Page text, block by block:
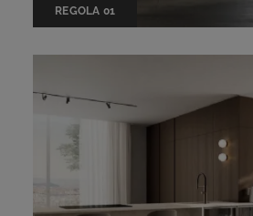
REGOLA 01